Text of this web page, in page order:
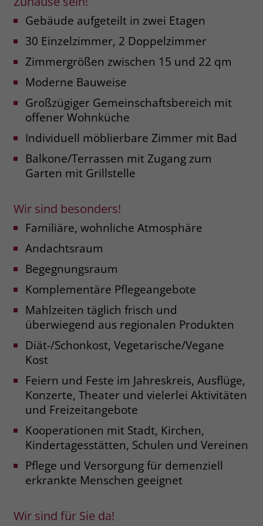
Gebäude aufgeteilt in zwei Etagen
30 Einzelzimmer, 2 Doppelzimmer
Zimmergrößen zwischen 15 und 22 qm
Moderne Bauweise
Großzügiger Gemeinschaftsbereich mit
offener Wohnküche
Individuell möblierbare Zimmer mit Bad
Balkone/Terrassen mit Zugang zum
Garten mit Grillstelle
Wir sind besonders!
Familiäre, wohnliche Atmosphäre
Andachtsraum
Begegnungsraum
Komplementäre Pflegeangebote
Mahlzeiten täglich frisch und
überwiegend aus regionalen Produkten
Diät-/Schonkost, Vegetarische/Vegane
Kost
Feiern und Feste im Jahreskreis, Ausflüge,
Konzerte, Theater und vielerlei Aktivitäten
und Freizeitangebote
Kooperationen mit Stadt, Kirchen,
Kindertagesstätten, Schulen und Vereinen
Pflege und Versorgung für demenziell
erkrankte Menschen geeignet
Wir sind für Sie da!
Name __cf_bm
Anbieter .fonts.net
Laufzeit 30 Minuten
Zweck
support Cloudflare Bot Management.
Name JSessionID
Anbieter jobs.stiftung-liebenau.de
Zweck
allen Seitenanfragen bei.
Name _gcl_au
Laufzeit 90 Tage
Zweck Enthält eine zufallsgenerierte User-ID.
Name _gcl_aw
Anbieter Google Ads
Dieses Cookie wird gesetzt, wenn ein
User über einen Klick auf eine Google
Es enthält Informationen darüber,
welche Werbeanzeige geklickt wurde,
Bestellungen oder Kontaktanfragen der
Anzeige zugewiesen werden können.
Name _gcl_dc
Laufzeit 90 Tage
Zweck
Dieses Cookie wird gesetzt, wenn ein
User über einen Klick auf eine Google
Werbeanzeige auf die Website gelangt.
Es enthält Informationen darüber,
welche Werbeanzeige geklickt wurde,
sodass erzielte Erfolge wie z.B.
Anzeige zugewiesen werden können.